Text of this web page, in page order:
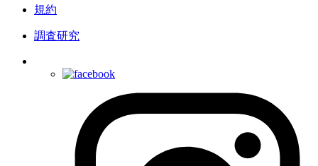
規約
調査研究